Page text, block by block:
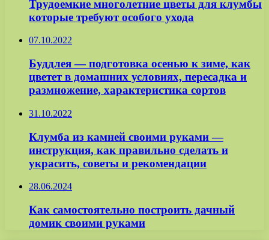
Трудоемкие многолетние цветы для клумбы
которые требуют особого ухода
07.10.2022
Буддлея — подготовка осенью к зиме, как
цветет в домашних условиях, пересадка и
размножение, характеристика сортов
31.10.2022
Клумба из камней своими руками —
инструкция, как правильно сделать и
украсить, советы и рекомендации
28.06.2024
Как самостоятельно построить дачный
домик своими руками